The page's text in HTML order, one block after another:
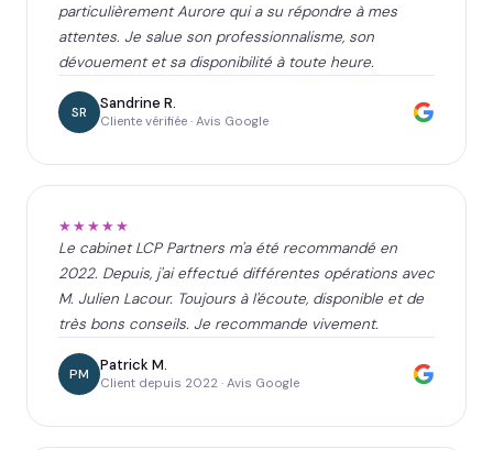
particulièrement Aurore qui a su répondre à mes
attentes. Je salue son professionnalisme, son
dévouement et sa disponibilité à toute heure.
SR Sandrine R.
Cliente vérifiée · Avis Google
★★★★★
Le cabinet LCP Partners m'a été recommandé en
2022. Depuis, j'ai effectué différentes opérations avec
M. Julien Lacour. Toujours à l'écoute, disponible et de
très bons conseils. Je recommande vivement.
PM Patrick M.
Client depuis 2022 · Avis Google